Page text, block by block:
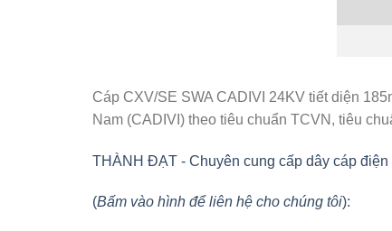
Cáp CXV/SE SWA CADIVI 24KV tiết diện
Nam (CADIVI) theo tiêu chuẩn TCVN, tiêu
THÀNH ĐẠT - Chuyên cung cấp dây cáp
(Bấm vào hình để liên hệ cho chúng tôi):